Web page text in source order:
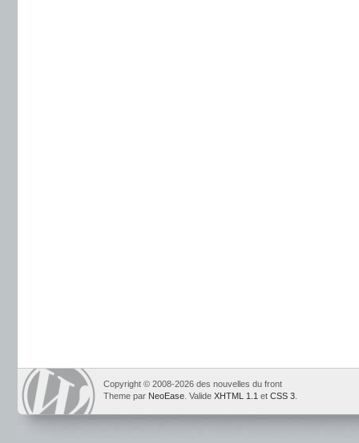
Copyright © 2008-2026 des nouvelles du front
Theme par NeoEase . Valide XHTML 1.1 et CSS 3